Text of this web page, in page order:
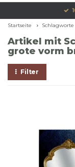
Startseite Schlagworte
Artikel mit
grote vorm
Filter